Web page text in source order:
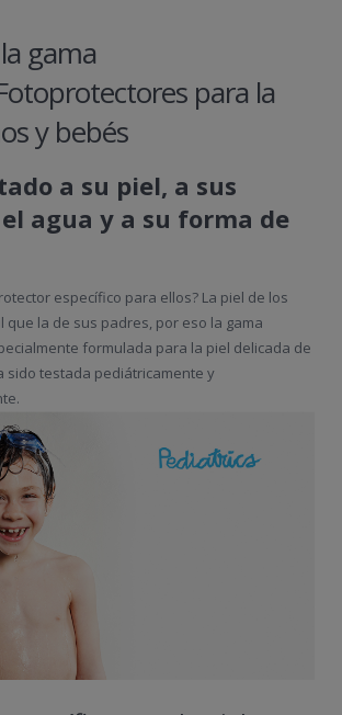
gama
para la
y bebés
a su piel, a sus
agua y a su forma de
específico para ellos? La piel de los
que la de sus padres, por eso la gama
formulada para la piel delicada de
sido testada pediátricamente y